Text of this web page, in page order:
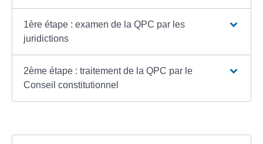
1ère étape : examen de la QPC par les
juridictions
2ème étape : traitement de la QPC par le
Conseil constitutionnel